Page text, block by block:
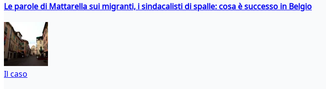
Le parole di Mattarella sui migranti, i sindacalisti di spalle: cosa è successo in Belgio
Il caso